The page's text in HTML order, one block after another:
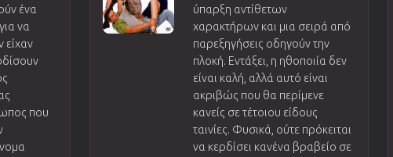
ένα
να
είχαν
που
ύπαρξη αντίθετων
χαρακτήρων και μια σειρά από
παρεξηγήσεις οδηγούν την
πλοκή. Εντάξει, η ηθοποιία δεν
είναι καλή, αλλά αυτό είναι
ακριβώς που θα περίμενε
κανείς σε τέτοιου είδους
ταινίες. Φυσικά, ούτε πρόκειται
να κερδίσει κανένα βραβείο σε